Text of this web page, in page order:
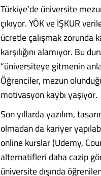
Türkiye’de üniversite
çıkıyor. YÖK ve İŞKUR
ücretle çalışmak zorunda
karşılığını alamıyor. Bu
“üniversiteye gitmenin
Öğrenciler, mezun
motivasyon kaybı yaşıyor.
Son yıllarda yazılım,
olmadan da kariyer
online kurslar (Udemy,
alternatifleri daha cazip
üniversite dışında